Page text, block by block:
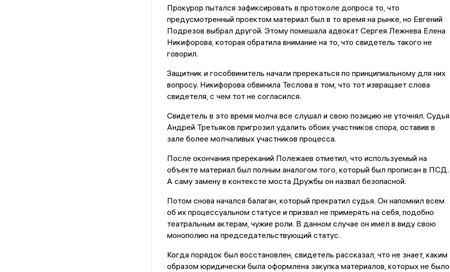
Прокурор пытался зафиксировать в протоколе допроса то, что
предусмотренный проектом материал был в то время на рынке, но Евгений
Подрезов выбрал другой. Этому помешала адвокат Сергея Лежнева Елена
Никифорова, которая обратила внимание на то, что свидетель такого не
говорил.
Защитник и гособвинитель начали пререкаться по принципиальному для них
вопросу. Никифорова обвинила Теслова в том, что тот извращает слова
свидетеля, с чем тот не согласился.
Свидетель в это время молча все слушал и свою позицию не уточнял. Судья
Андрей Третьяков пригрозил удалить обоих участников спора, оставив в
зале более молчаливых участников процесса.
После окончания пререканий Полежаев отметил, что используемый на
объекте материал был полным аналогом того, который был прописан в ПСД.
А саму замену в контексте моста Дружбы он назвал безопасной.
Потом снова начался балаган, который прекратил судья. Он напомнил всем
об их процессуальном статусе и призвал не примерять на себя, подобно
театральным актерам, чужие роли. В данном случае он имел в виду свою
монополию на председательствующий статус.
Когда порядок был восстановлен, свидетель рассказал, что не знает, каким
образом юридически была оформлена закупка материалов, которых не было